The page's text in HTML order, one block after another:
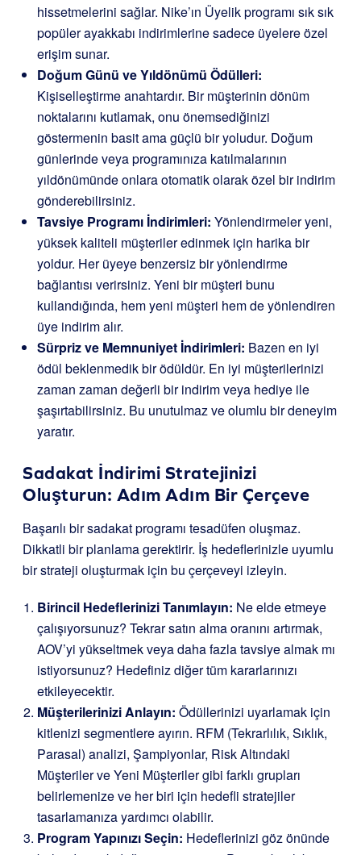
hissetmelerini sağlar. Nike’ın Üyelik programı sık sık
popüler ayakkabı indirimlerine sadece üyelere özel
erişim sunar.
Doğum Günü ve Yıldönümü Ödülleri:
Kişiselleştirme anahtardır. Bir müşterinin dönüm
noktalarını kutlamak, onu önemsediğinizi
göstermenin basit ama güçlü bir yoludur. Doğum
günlerinde veya programınıza katılmalarının
yıldönümünde onlara otomatik olarak özel bir indirim
gönderebilirsiniz.
Tavsiye Programı İndirimleri: Yönlendirmeler yeni,
yüksek kaliteli müşteriler edinmek için harika bir
yoldur. Her üyeye benzersiz bir yönlendirme
bağlantısı verirsiniz. Yeni bir müşteri bunu
kullandığında, hem yeni müşteri hem de yönlendiren
üye indirim alır.
Sürpriz ve Memnuniyet İndirimleri: Bazen en iyi
ödül beklenmedik bir ödüldür. En iyi müşterilerinizi
zaman zaman değerli bir indirim veya hediye ile
şaşırtabilirsiniz. Bu unutulmaz ve olumlu bir deneyim
yaratır.
Sadakat İndirimi Stratejinizi
Oluşturun: Adım Adım Bir Çerçeve
Başarılı bir sadakat programı tesadüfen oluşmaz.
Dikkatli bir planlama gerektirir. İş hedeflerinizle uyumlu
bir strateji oluşturmak için bu çerçeveyi izleyin.
Birincil Hedeflerinizi Tanımlayın: Ne elde etmeye
çalışıyorsunuz? Tekrar satın alma oranını artırmak,
AOV’yi yükseltmek veya daha fazla tavsiye almak mı
istiyorsunuz? Hedefiniz diğer tüm kararlarınızı
etkileyecektir.
Müşterilerinizi Anlayın: Ödüllerinizi uyarlamak için
kitlenizi segmentlere ayırın. RFM (Tekrarlılık, Sıklık,
Parasal) analizi, Şampiyonlar, Risk Altındaki
Müşteriler ve Yeni Müşteriler gibi farklı grupları
belirlemenize ve her biri için hedefli stratejiler
tasarlamanıza yardımcı olabilir.
Program Yapınızı Seçin: Hedeflerinizi göz önünde